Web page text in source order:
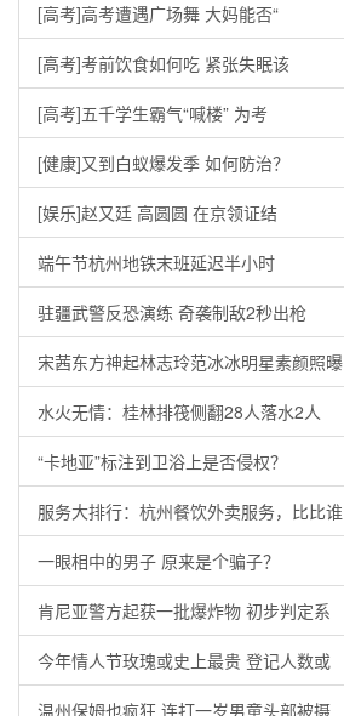
[高考]高考遭遇广场舞 大妈能否“
[高考]考前饮食如何吃 紧张失眠该
[高考]五千学生霸气“喊楼” 为考
[健康]又到白蚁爆发季 如何防治？
[娱乐]赵又廷 高圆圆 在京领证结
端午节杭州地铁末班延迟半小时
驻疆武警反恐演练 奇袭制敌2秒出枪
宋茜东方神起林志玲范冰冰明星素颜照曝
水火无情：桂林排筏侧翻28人落水2人
“卡地亚”标注到卫浴上是否侵权？
服务大排行：杭州餐饮外卖服务，比比谁
一眼相中的男子 原来是个骗子？
肯尼亚警方起获一批爆炸物 初步判定系
今年情人节玫瑰或史上最贵 登记人数或
温州保姆也疯狂 连打一岁男童头部被摄